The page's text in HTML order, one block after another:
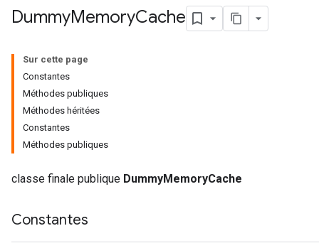
DummyMemoryCache
Sur cette page
Constantes
Méthodes publiques
Méthodes héritées
Constantes
Méthodes publiques
classe finale publique DummyMemoryCache
Constantes